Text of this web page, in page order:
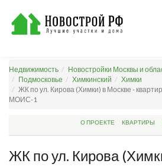
Недвижимость
Новостройки Москвы и
Подмосковье
Химкинский
Химки
ЖК по ул. Кирова (Химки) в Москве -
МОИС-1
О ПРОЕКТЕ КВАРТИРЫ
ЖК по ул. Кирова